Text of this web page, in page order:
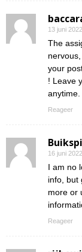
13 juni
The
nervous,
your
! Leave
anytime.
Reageer
16 juni
I am no
info, but
more or
Reageer